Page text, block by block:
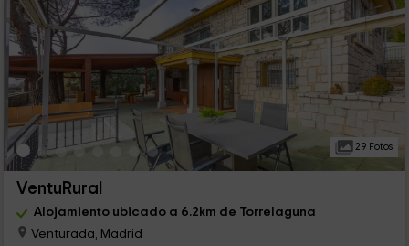
29 Fotos
VentuRural
Alojamiento ubicado a 6.2km de Torrelaguna
Venturada, Madrid